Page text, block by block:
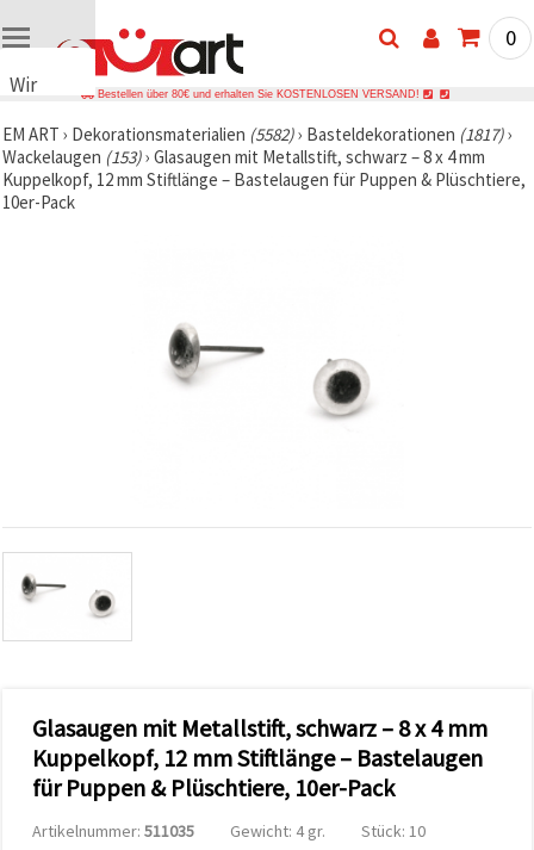
Wir
Cookies
🍪 Wir
verwenden
Cookies
Datenverkehr
zu
analysieren
sowie
relevantere
Werbung
unserer
Partner für
Analyse
und
Marketing.
Sie können
0
Bestellen über 80€ und erhalten Sie KOSTENLOSEN VERSAND!
EM ART › Dekorationsmaterialien (5582)› Basteldekorationen (1817)›
Wackelaugen (153)› Glasaugen mit Metallstift, schwarz – 8 x 4 mm
Kuppelkopf, 12 mm Stiftlänge – Bastelaugen für Puppen & Plüschtiere,
10er-Pack
Glasaugen mit Metallstift, schwarz – 8 x 4 mm
Kuppelkopf, 12 mm Stiftlänge – Bastelaugen
für Puppen & Plüschtiere, 10er-Pack
Artikelnummer: 511035 Gewicht: 4 gr.
Stück: 10